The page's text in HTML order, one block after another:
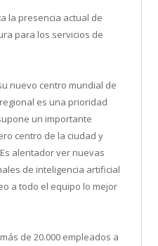
la presencia actual de
para los servicios de
nuevo centro mundial de
es una prioridad
un importante
centro de la ciudad y
alentador ver nuevas
de inteligencia artificial
a todo el equipo lo mejor
de 20.000 empleados a